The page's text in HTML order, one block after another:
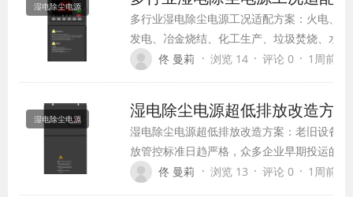
因…
湿电除尘电源
多行业湿电除尘电源工况适配方案：火电、
发电、冶金烧结、化工生产、垃圾焚烧、水
粉尘浓度、污染物类型、工况负荷差异巨大
佟 曼莉 · 浏览 14 · 评论 0 · 1周前
湿电除尘电源 湿电除尘电源超低排放改造方
湿电除尘电源超低排放改造方案：老旧设备
放管控标准日趋严格，众多企业早期投运的
尘电源性能落后，出现除尘效率不足、超细
佟 曼莉 · 浏览 13 · 评论 0 · 1周前